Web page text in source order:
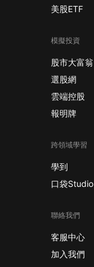
美股ETF
模擬投資
股市大富翁
選股網
雲端控股
報明牌
跨領域學習
學到
口袋Studio
聯絡我們
客服中心
加入我們